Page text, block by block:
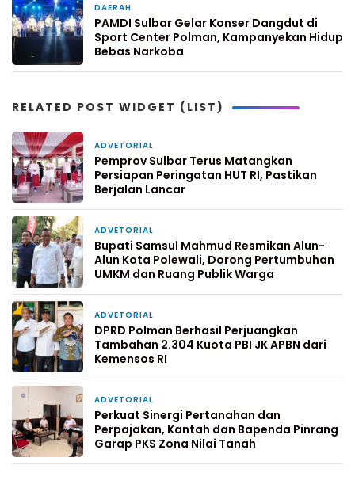
DAERAH
PAMDI Sulbar Gelar Konser Dangdut di
Sport Center Polman, Kampanyekan Hidup
Bebas Narkoba
RELATED POST WIDGET (LIST)
ADVETORIAL
Pemprov Sulbar Terus Matangkan
Persiapan Peringatan HUT RI, Pastikan
Berjalan Lancar
ADVETORIAL
Bupati Samsul Mahmud Resmikan Alun-
Alun Kota Polewali, Dorong Pertumbuhan
UMKM dan Ruang Publik Warga
ADVETORIAL
DPRD Polman Berhasil Perjuangkan
Tambahan 2.304 Kuota PBI JK APBN dari
Kemensos RI
ADVETORIAL
Perkuat Sinergi Pertanahan dan
Perpajakan, Kantah dan Bapenda Pinrang
Garap PKS Zona Nilai Tanah